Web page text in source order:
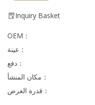
Inquiry Basket
OEM：
عينة：
دفع：
مكان المنشأ：
قدرة العرض：